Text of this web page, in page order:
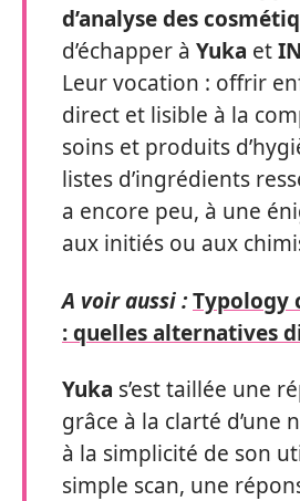
d’analyse des
d’échapper à Yuka et
Leur vocation : offrir
direct et lisible à la
soins et produits
listes d’ingrédients
a encore peu, à une
aux initiés ou aux
A voir aussi :Typology
: quelles alternatives
Yuka s’est taillée une
grâce à la clarté d’une
à la simplicité de son
simple scan, une